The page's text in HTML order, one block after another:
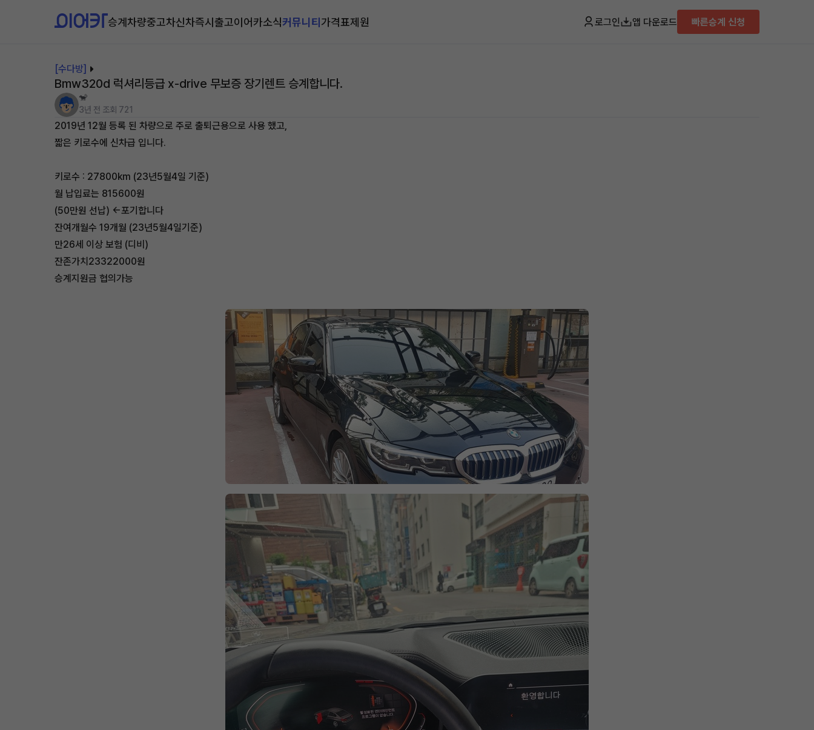
승계차량중고차신차즉시출고이어카소식커뮤니티가격표제원 로그인 앱 다운로드 빠른승계 신청
[수다방]
Bmw320d 럭셔리등급 x-drive 무보증 장기렌트 승계합니다.
🐒
3년 전 조회 721
2019년 12월 등록 된 차량으로 주로 출퇴근용으로 사용 했고,
짧은 키로수에 신차급 입니다.
키로수 : 27800km (23년5월4일 기준)
월 납입료는 815600원
(50만원 선납) <-포기합니다
잔여개월수 19개월 (23년5월4일기준)
만26세 이상 보험 (디비)
잔존가치23322000원
승계지원금 협의가능